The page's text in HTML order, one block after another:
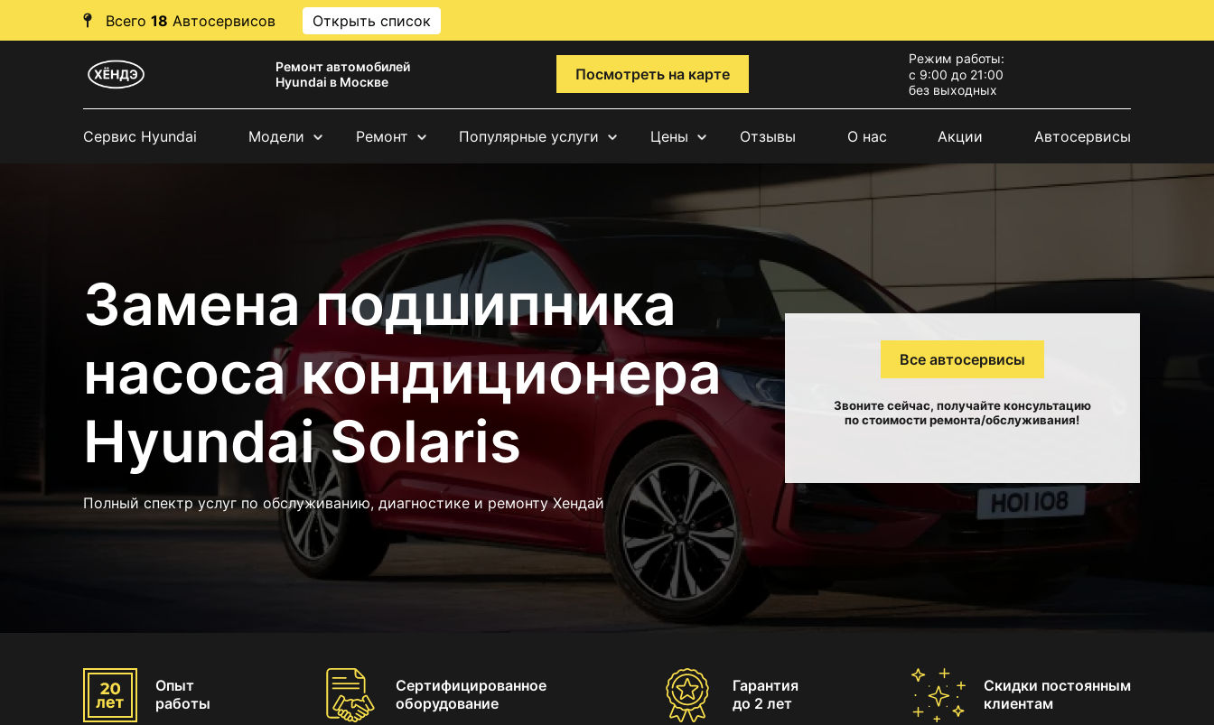
Всего 18 Автосервисов Открыть список
Ремонт автомобилей
Hyundai в Москве
Посмотреть на карте
Режим работы:
с 9:00 до 21:00
без выходных
Сервис Hyundai Модели Ремонт Популярные услуги Цены Отзывы О нас Акции Автосервисы
Замена подшипника
насоса кондиционера
Hyundai Solaris
Полный спектр услуг по обслуживанию, диагностике и ремонту Хендай
Все автосервисы
Звоните сейчас, получайте консультацию
по стоимости ремонта/обслуживания!
Опыт
работы
Сертифицированное
оборудование
Гарантия
до 2 лет
Скидки постоянным
клиентам